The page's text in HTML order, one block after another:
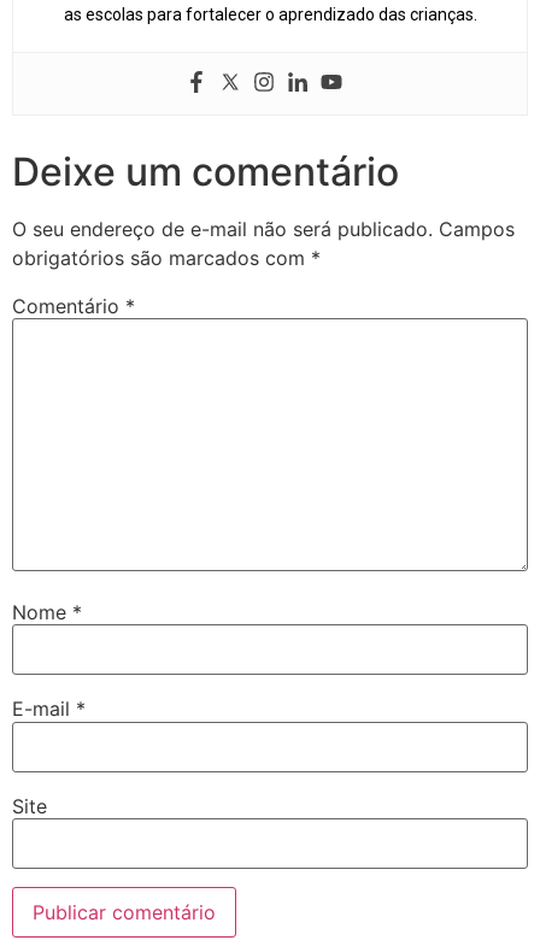
as escolas para fortalecer o aprendizado das crianças.
Deixe um comentário
O seu endereço de e-mail não será publicado. Campos
obrigatórios são marcados com *
Comentário *
Nome *
E-mail *
Site